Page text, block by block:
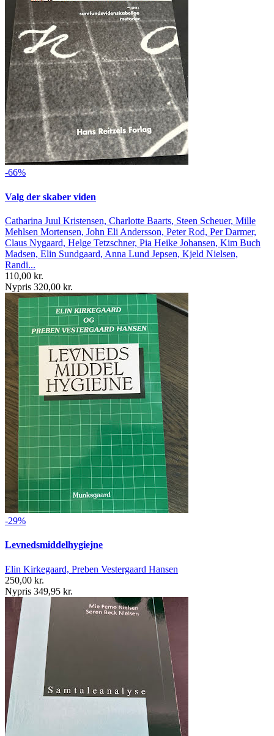
-66%
Valg der skaber viden
Catharina Juul Kristensen, Charlotte Baarts, Steen Scheuer, Mille
Mehlsen Mortensen, John Eli Andersson, Peter Rod, Per Darmer,
Claus Nygaard, Helge Tetzschner, Pia Heike Johansen, Kim Buch
Madsen, Elin Sundgaard, Anna Lund Jepsen, Kjeld Nielsen,
Randi...
110,00 kr.
Nypris 320,00 kr.
-29%
Levnedsmiddelhygiejne
Elin Kirkegaard, Preben Vestergaard Hansen
250,00 kr.
Nypris 349,95 kr.